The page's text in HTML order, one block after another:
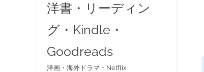
洋書・リーディン
グ・Kindle・
Goodreads
洋画・海外ドラマ・Netflix